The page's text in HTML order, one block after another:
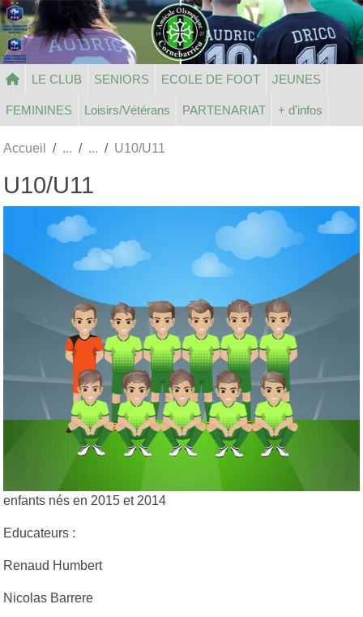
LE CLUB SENIORS ECOLE DE FOOT JEUNES
FEMININES Loisirs/Vétérans PARTENARIAT + d'infos
Accueil U10/U11
U10/U11
enfants nés en 2015 et 2014
Educateurs :
Renaud Humbert
Nicolas Barrere
Panneau de gestion des cookies